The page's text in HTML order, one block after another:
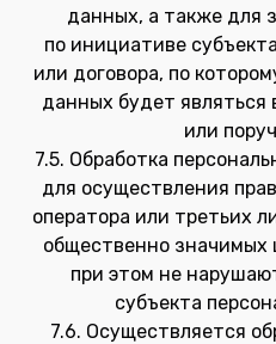
данных, а также для
по инициативе
или договора, по
данных будет являться
или
7.5. Обработка
для осуществления
оператора или третьих
общественно значимых
при этом не
субъекта
7.6. Осуществляется